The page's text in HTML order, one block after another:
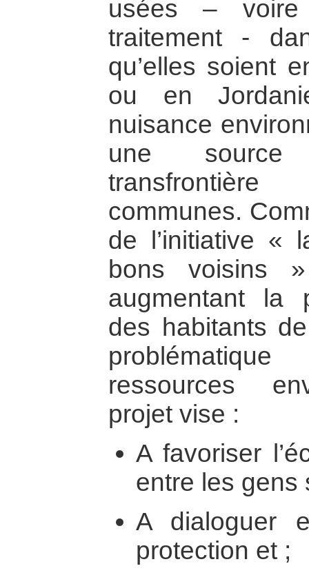
usées – voire
traitement -
qu’elles soient
ou en
nuisance
une source
communes.
de l’initiative «
bons voisins
augmentant la
des habitants
ressources
projet vise :
A favoriser
entre les gens
A dialoguer
protection et ;